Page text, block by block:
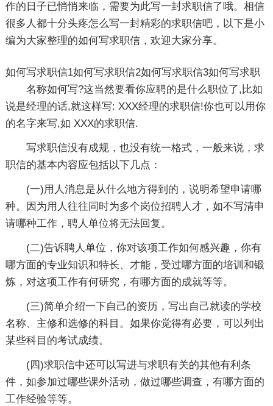
作的日子已悄悄来临，需要为此写一封求职信了哦。相信
很多人都十分头疼怎么写一封精彩的求职信吧，以下是小
编为大家整理的如何写求职信，欢迎大家分享。
如何写求职信1
名称如何写?这当然要看你应聘的是什么职位了,比如
说是经理的话,就这样写: XXX经理的求职信!你也可以用你
的名字来写,如 XXX的求职信.
写求职信没有成规，也没有统一格式，一般来说，求
职信的基本内容应包括以下几点：
(一)用人消息是从什么地方得到的，说明希望申请哪
种。因为用人往往同时为多个岗位招聘人才，如不写清申
请哪种工作，聘人单位将无法回复。
(二)告诉聘人单位，你对该项工作如何感兴趣，你有
哪方面的专业知识和特长、才能，受过哪方面的培训和锻
炼，对这项工作有何研究，有哪方面的成就等等。
(三)简单介绍一下自己的资历，写出自己就读的学校
名称、主修和选修的科目。如果你觉得有必要，可以列出
某些科目的考试成绩。
(四)求职信中还可以写进与求职有关的其他有利条
件，如参加过哪些课外活动，做过哪些调查，有哪方面的
工作经验等等。
如何写求职信2如何写求职信3如何写求职